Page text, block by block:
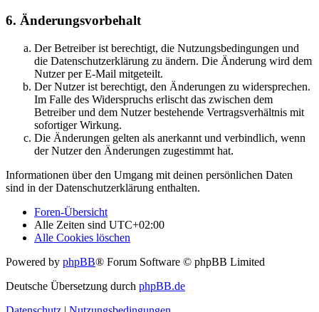
6. Änderungsvorbehalt
Der Betreiber ist berechtigt, die Nutzungsbedingungen und
die Datenschutzerklärung zu ändern. Die Änderung wird dem
Nutzer per E-Mail mitgeteilt.
Der Nutzer ist berechtigt, den Änderungen zu widersprechen.
Im Falle des Widerspruchs erlischt das zwischen dem
Betreiber und dem Nutzer bestehende Vertragsverhältnis mit
sofortiger Wirkung.
Die Änderungen gelten als anerkannt und verbindlich, wenn
der Nutzer den Änderungen zugestimmt hat.
Informationen über den Umgang mit deinen persönlichen Daten
sind in der Datenschutzerklärung enthalten.
Foren-Übersicht
Alle Zeiten sind UTC+02:00
Alle Cookies löschen
Powered by phpBB® Forum Software © phpBB Limited
Deutsche Übersetzung durch phpBB.de